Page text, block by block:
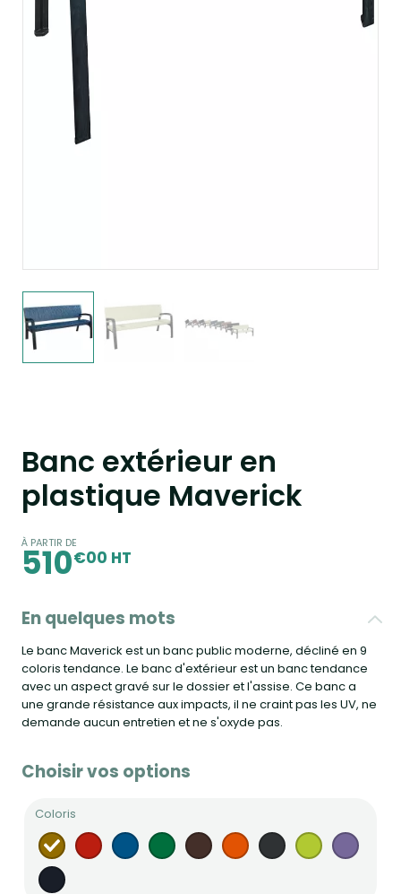
Banc extérieur en
plastique Maverick
À PARTIR DE
510€00 HT
En quelques mots
Le banc Maverick est un banc public moderne, décliné en 9
coloris tendance. Le banc d'extérieur est un banc tendance
avec un aspect gravé sur le dossier et l'assise. Ce banc a
une grande résistance aux impacts, il ne craint pas les UV, ne
demande aucun entretien et ne s'oxyde pas.
Choisir vos options
Coloris